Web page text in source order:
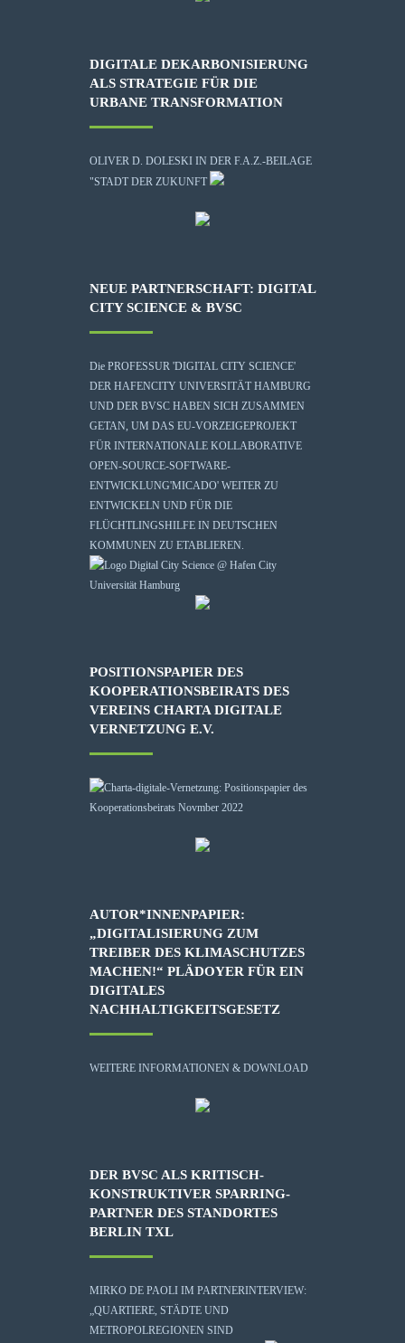
DIGITALE DEKARBONISIERUNG
ALS STRATEGIE FÜR DIE
URBANE TRANSFORMATION
OLIVER D. DOLESKI IN DER F.A.Z.-BEILAGE
"STADT DER ZUKUNFT
NEUE PARTNERSCHAFT: DIGITAL
CITY SCIENCE & BVSC
Die PROFESSUR 'DIGITAL CITY SCIENCE'
DER HAFENCITY UNIVERSITÄT HAMBURG
UND DER BVSC HABEN SICH ZUSAMMEN
GETAN, UM DAS EU-VORZEIGEPROJEKT
FÜR INTERNATIONALE KOLLABORATIVE
OPEN-SOURCE-SOFTWARE-
ENTWICKLUNG'MICADO' WEITER ZU
ENTWICKELN UND FÜR DIE
FLÜCHTLINGSHILFE IN DEUTSCHEN
KOMMUNEN ZU ETABLIEREN.
POSITIONSPAPIER DES
KOOPERATIONSBEIRATS DES
VEREINS CHARTA DIGITALE
VERNETZUNG E.V.
AUTOR*INNENPAPIER:
„DIGITALISIERUNG ZUM
TREIBER DES KLIMASCHUTZES
MACHEN!“ PLÄDOYER FÜR EIN
DIGITALES
NACHHALTIGKEITSGESETZ
WEITERE INFORMATIONEN & DOWNLOAD
DER BVSC ALS KRITISCH-
KONSTRUKTIVER SPARRING-
PARTNER DES STANDORTES
BERLIN TXL
MIRKO DE PAOLI IM PARTNERINTERVIEW:
„QUARTIERE, STÄDTE UND
METROPOLREGIONEN SIND